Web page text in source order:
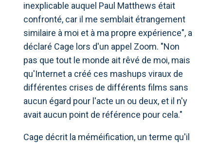
inexplicable auquel Paul Matthews était
confronté, car il me semblait étrangement
similaire à moi et à ma propre expérience", a
déclaré Cage lors d'un appel Zoom. "Non
pas que tout le monde ait rêvé de moi, mais
qu'Internet a créé ces mashups viraux de
différentes crises de différents films sans
aucun égard pour l'acte un ou deux, et il n'y
avait aucun point de référence pour cela."
Cage décrit la méméification, un terme qu'il